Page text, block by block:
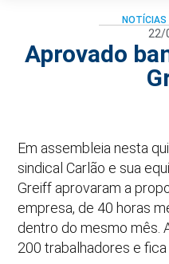
22/
Aprovado
Em assembleia nesta
sindical Carlão e sua
Greiff aprovaram a
empresa, de 40 horas
dentro do mesmo mês.
200 trabalhadores e fica